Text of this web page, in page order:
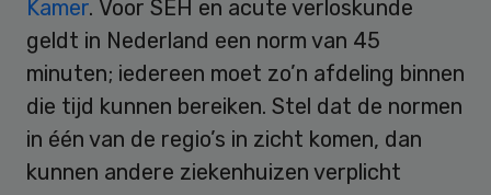
Kamer. Voor SEH en acute verloskunde
geldt in Nederland een norm van 45
minuten; iedereen moet zo’n afdeling binnen
die tijd kunnen bereiken. Stel dat de normen
in één van de regio’s in zicht komen, dan
kunnen andere ziekenhuizen verplicht